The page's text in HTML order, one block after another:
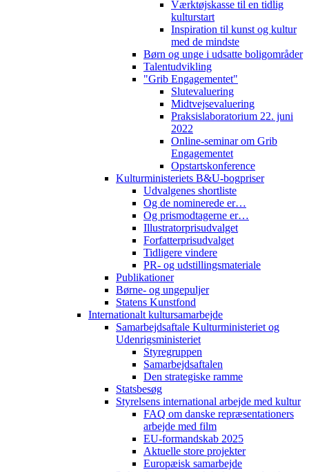
Værktøjskasse til en tidlig
kulturstart
Inspiration til kunst og kultur
med de mindste
Børn og unge i udsatte boligområder
Talentudvikling
"Grib Engagementet"
Slutevaluering
Midtvejsevaluering
Praksislaboratorium 22. juni
2022
Online-seminar om Grib
Engagementet
Opstartskonference
Kulturministeriets B&U-bogpriser
Udvalgenes shortliste
Og de nominerede er…
Og prismodtagerne er…
Illustratorprisudvalget
Forfatterprisudvalget
Tidligere vindere
PR- og udstillingsmateriale
Publikationer
Børne- og ungepuljer
Statens Kunstfond
Internationalt kultursamarbejde
Samarbejdsaftale Kulturministeriet og
Udenrigsministeriet
Styregruppen
Samarbejdsaftalen
Den strategiske ramme
Statsbesøg
Styrelsens international arbejde med kultur
FAQ om danske repræsentationers
arbejde med film
EU-formandskab 2025
Aktuelle store projekter
Europæisk samarbejde